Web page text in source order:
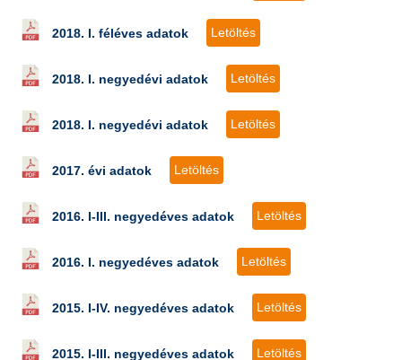
2018. I. féléves adatok Letöltés
2018. I. negyedévi adatok Letöltés
2018. I. negyedévi adatok Letöltés
2017. évi adatok Letöltés
2016. I-III. negyedéves adatok Letöltés
2016. I. negyedéves adatok Letöltés
2015. I-IV. negyedéves adatok Letöltés
2015. I-III. negyedéves adatok Letöltés